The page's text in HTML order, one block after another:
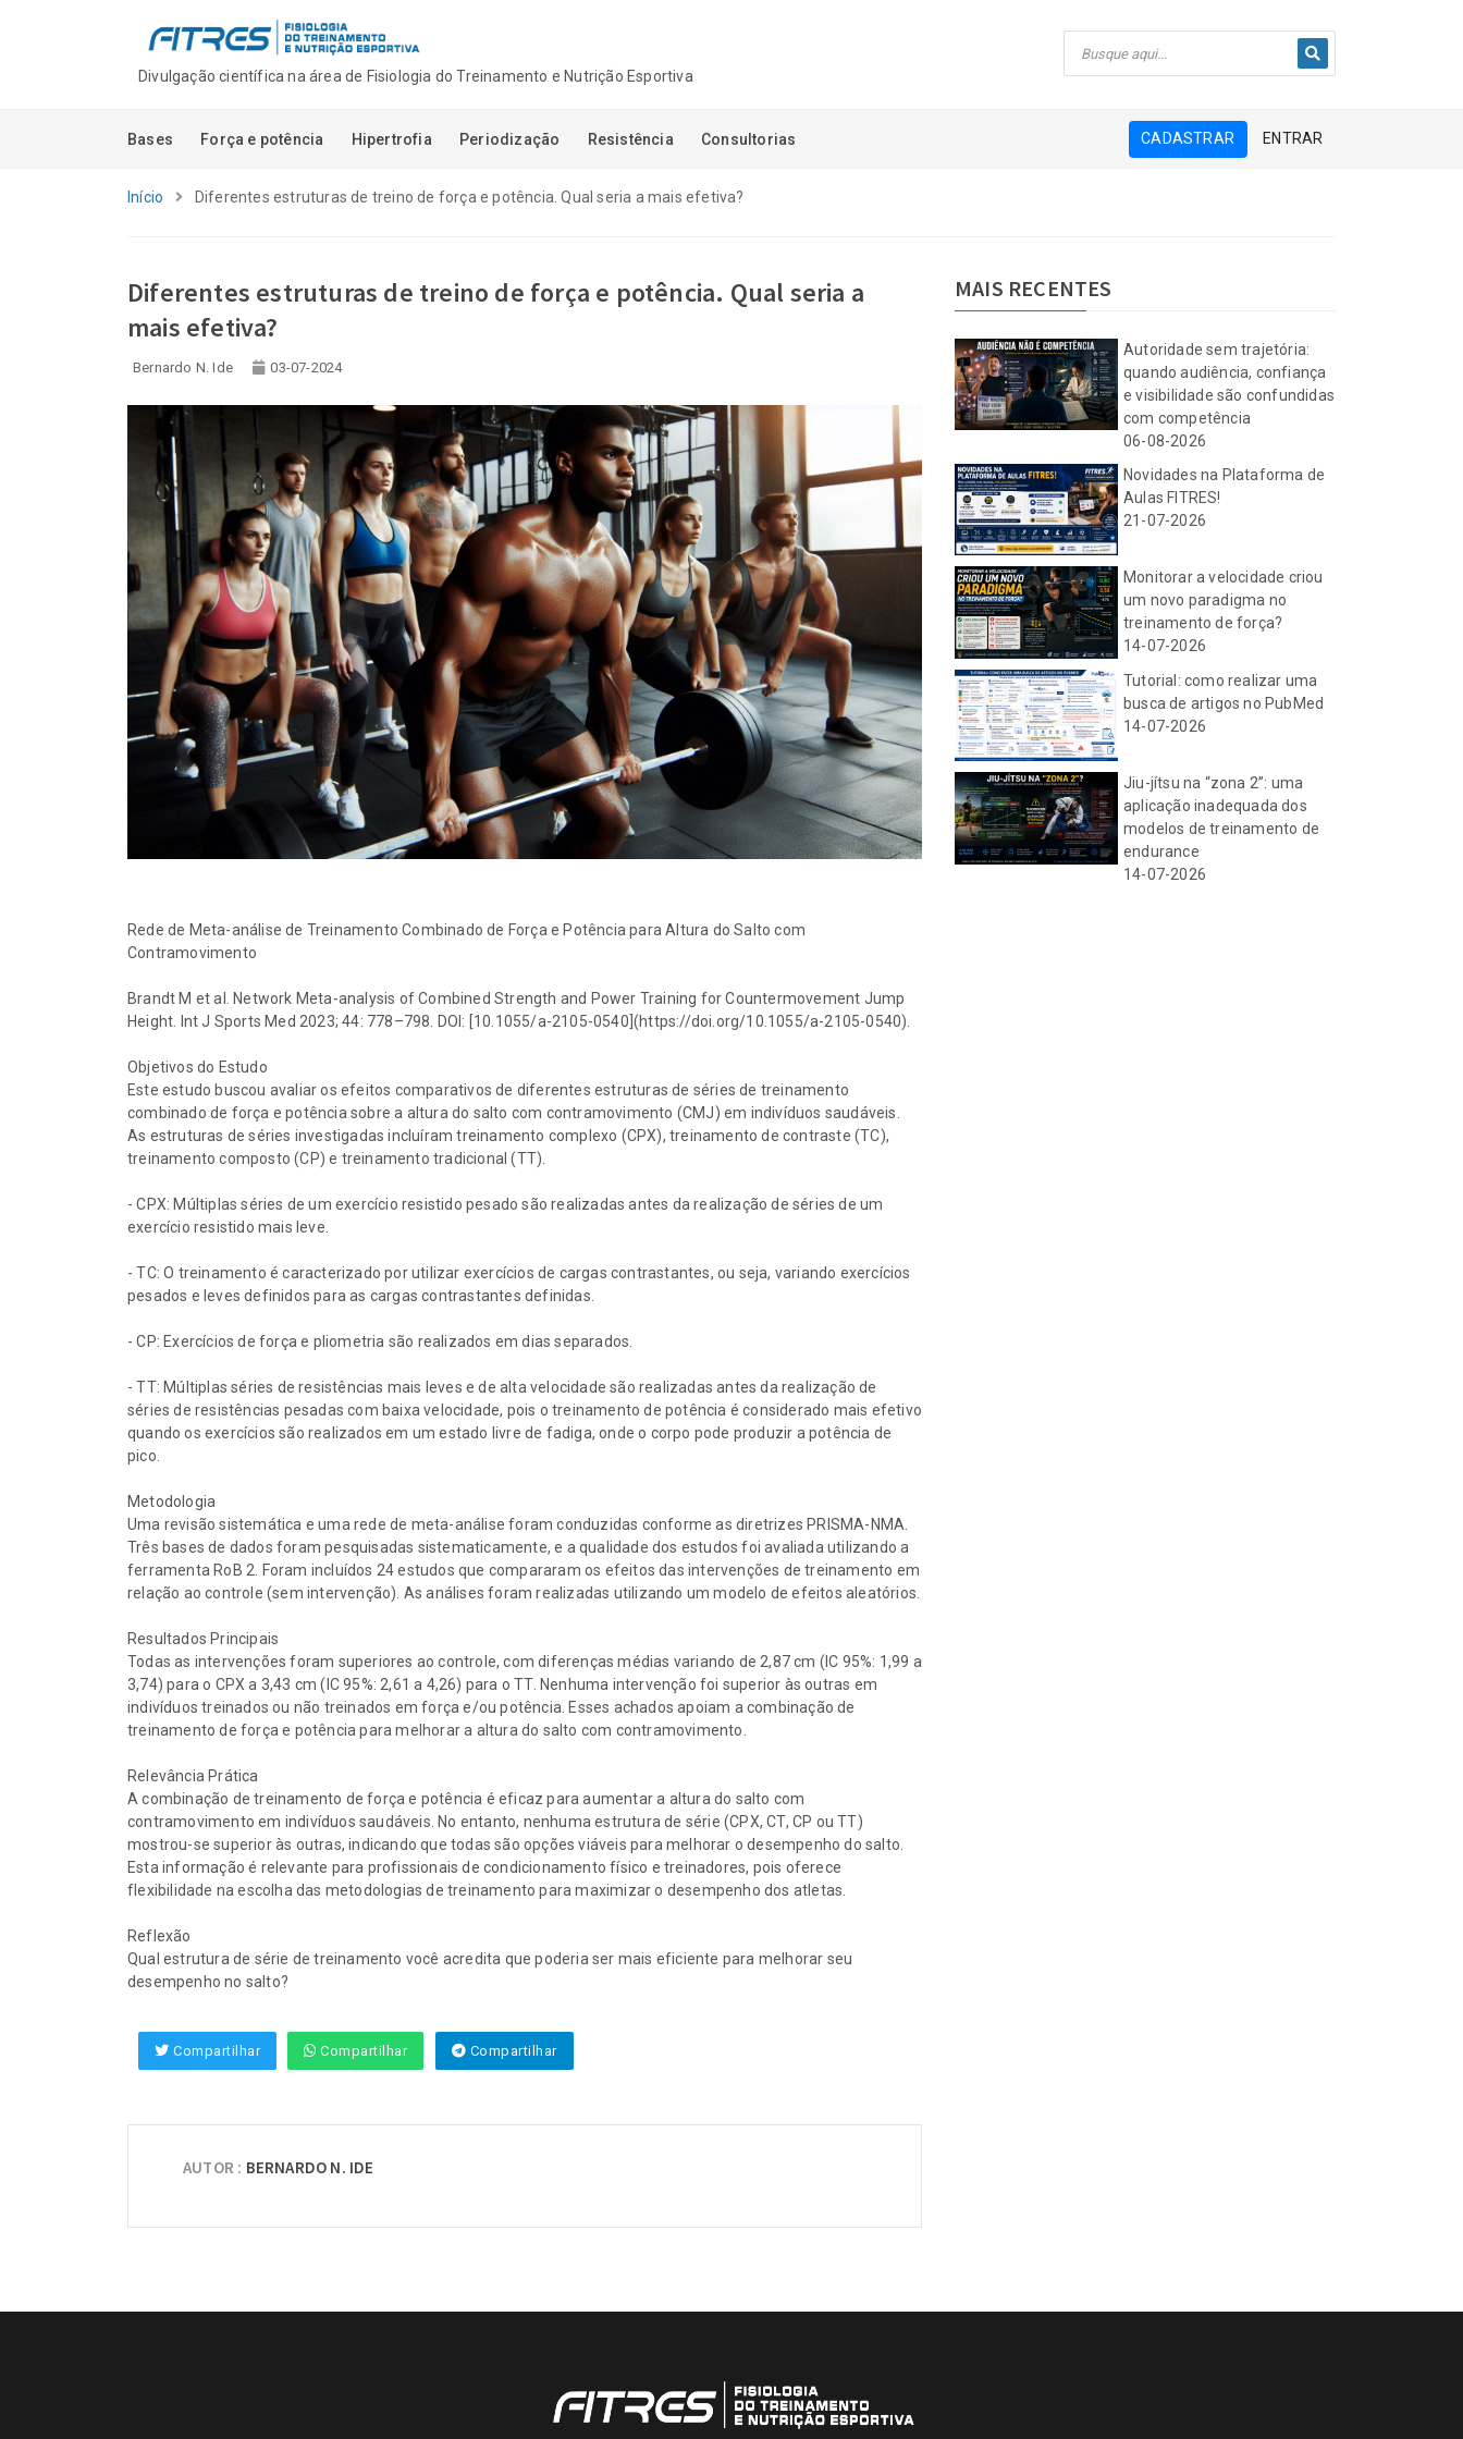
Divulgação científica na área de Fisiologia do Treinamento e Nutrição Esportiva
Bases Força e potência Hipertrofia Periodização Resistência Consultorias CADASTRAR ENTRAR
Início Diferentes estruturas de treino de força e potência. Qual seria a mais efetiva?
Diferentes estruturas de treino de força e potência. Qual seria a
mais efetiva?
Bernardo N. Ide 03-07-2024
Rede de Meta-análise de Treinamento Combinado de Força e Potência para Altura do Salto com
Contramovimento
Brandt M et al. Network Meta-analysis of Combined Strength and Power Training for Countermovement Jump
Height. Int J Sports Med 2023; 44: 778–798. DOI: [10.1055/a-2105-0540](https://doi.org/10.1055/a-2105-0540).
Objetivos do Estudo
Este estudo buscou avaliar os efeitos comparativos de diferentes estruturas de séries de treinamento
combinado de força e potência sobre a altura do salto com contramovimento (CMJ) em indivíduos saudáveis.
As estruturas de séries investigadas incluíram treinamento complexo (CPX), treinamento de contraste (TC),
treinamento composto (CP) e treinamento tradicional (TT).
- CPX: Múltiplas séries de um exercício resistido pesado são realizadas antes da realização de séries de um
exercício resistido mais leve.
- TC: O treinamento é caracterizado por utilizar exercícios de cargas contrastantes, ou seja, variando exercícios
pesados e leves definidos para as cargas contrastantes definidas.
- CP: Exercícios de força e pliometria são realizados em dias separados.
- TT: Múltiplas séries de resistências mais leves e de alta velocidade são realizadas antes da realização de
séries de resistências pesadas com baixa velocidade, pois o treinamento de potência é considerado mais efetivo
quando os exercícios são realizados em um estado livre de fadiga, onde o corpo pode produzir a potência de
pico.
Metodologia
Uma revisão sistemática e uma rede de meta-análise foram conduzidas conforme as diretrizes PRISMA-NMA.
Três bases de dados foram pesquisadas sistematicamente, e a qualidade dos estudos foi avaliada utilizando a
ferramenta RoB 2. Foram incluídos 24 estudos que compararam os efeitos das intervenções de treinamento em
relação ao controle (sem intervenção). As análises foram realizadas utilizando um modelo de efeitos aleatórios.
Resultados Principais
Todas as intervenções foram superiores ao controle, com diferenças médias variando de 2,87 cm (IC 95%: 1,99 a
3,74) para o CPX a 3,43 cm (IC 95%: 2,61 a 4,26) para o TT. Nenhuma intervenção foi superior às outras em
indivíduos treinados ou não treinados em força e/ou potência. Esses achados apoiam a combinação de
treinamento de força e potência para melhorar a altura do salto com contramovimento.
Relevância Prática
A combinação de treinamento de força e potência é eficaz para aumentar a altura do salto com
contramovimento em indivíduos saudáveis. No entanto, nenhuma estrutura de série (CPX, CT, CP ou TT)
mostrou-se superior às outras, indicando que todas são opções viáveis para melhorar o desempenho do salto.
Esta informação é relevante para profissionais de condicionamento físico e treinadores, pois oferece
flexibilidade na escolha das metodologias de treinamento para maximizar o desempenho dos atletas.
Reflexão
Qual estrutura de série de treinamento você acredita que poderia ser mais eficiente para melhorar seu
desempenho no salto?
Compartilhar Compartilhar Compartilhar
AUTOR : BERNARDO N. IDE
MAIS RECENTES
com competência
06-08-2026
Novidades na Plataforma de
Aulas FITRES!
21-07-2026
Monitorar a velocidade criou
um novo paradigma no
treinamento de força?
14-07-2026
Tutorial: como realizar uma
busca de artigos no PubMed
14-07-2026
Jiu-jítsu na “zona 2”: uma
aplicação inadequada dos
modelos de treinamento de
endurance
06-08-2026
Novidades na Plataforma de
Aulas FITRES!
21-07-2026
Monitorar a velocidade criou
um novo paradigma no
treinamento de força?
14-07-2026
Tutorial: como realizar uma
busca de artigos no PubMed
14-07-2026
Jiu-jítsu na “zona 2”: uma
aplicação inadequada dos
modelos de treinamento de
endurance
Autoridade sem trajetória:
quando audiência, confiança
e visibilidade são confundidas
com competência
06-08-2026
Novidades na Plataforma de
Aulas FITRES!
21-07-2026
Monitorar a velocidade criou
um novo paradigma no
treinamento de força?
14-07-2026
Tutorial: como realizar uma
busca de artigos no PubMed
14-07-2026
Jiu-jítsu na “zona 2”: uma
aplicação inadequada dos
modelos de treinamento de
endurance
14-07-2026